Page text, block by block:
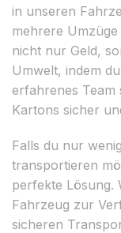
in unseren
mehrere
nicht nur Geld,
Umwelt, indem
erfahrenes Team
Kartons sicher
Falls du nur
transportieren
perfekte Lösung.
Fahrzeug zur
sicheren